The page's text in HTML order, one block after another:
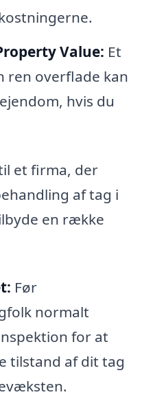
Value: Et
ren overflade kan
hvis du
et firma, der
af tag i
en række
Før
normalt
for at
tilstand af dit tag